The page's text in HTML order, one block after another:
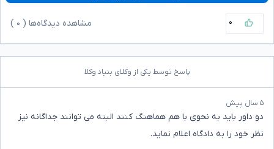
۰ مشاهده دیدگاه‌ها ( ۰
پاسخ توسط یکی از وکلای بنیاد وکلا
۵ سال پیش
دو داور باید به نحوی با هم هماهنگ کنند البته می توانند جداگانه نیز
نظر خود را به دادگاه اعلام نماید.